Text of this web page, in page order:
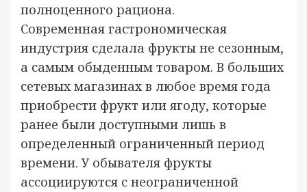
полноценного рациона.
Современная гастрономическая
индустрия сделала фрукты не сезонным,
а самым обыденным товаром. В больших
сетевых магазинах в любое время года
приобрести фрукт или ягоду, которые
ранее были доступными лишь в
определенный ограниченный период
времени. У обывателя фрукты
ассоциируются с неограниченной